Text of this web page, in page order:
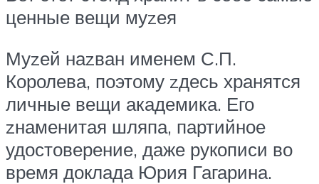
ценные вещи муzея
Муzей наzван именем С.П.
Королева, поэтому zдесь хранятся
личные вещи академика. Его
zнаменитая шляпа, партийное
удостоверение, даже рукописи во
время доклада Юрия Гагарина.